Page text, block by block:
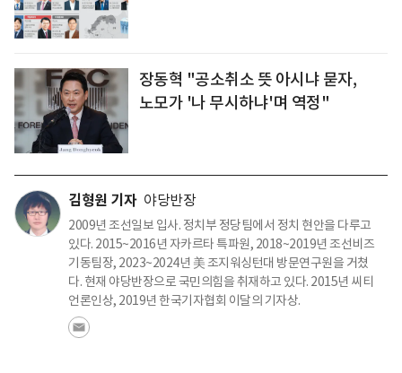
장동혁 "공소취소 뜻 아시냐 묻자,
노모가 '나 무시하냐'며 역정"
김형원 기자 야당반장
2009년 조선일보 입사. 정치부 정당팀에서 정치 현안을 다루고
있다. 2015~2016년 자카르타 특파원, 2018~2019년 조선비즈
기동팀장, 2023~2024년 美 조지워싱턴대 방문연구원을 거쳤
다. 현재 야당반장으로 국민의힘을 취재하고 있다. 2015년 씨티
언론인상, 2019년 한국기자협회 이달의 기자상.